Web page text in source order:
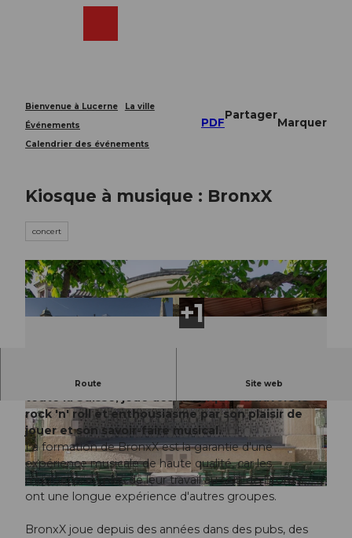
Bienvenue à Lucerne
La ville
Événements
Calendrier des événements
PDF
Partager
Marquer
Kiosque à musique : BronxX
concert
© Guidle.com
© Guidle.com © Guidle.com
Route Site web
BronxX offre depuis 26 ans un son rock live dans
toute la Suisse, joue des classiques à travers le
rock 'n' roll et enthousiasme par son plaisir de
jouer et son savoir-faire musical.
La formation de BronxX est la garantie d'une
expérience musicale de haute qualité, car les
musiciens, en plus de leur travail au sein de BronxX,
ont une longue expérience d'autres groupes.
BronxX joue depuis des années dans des pubs, des